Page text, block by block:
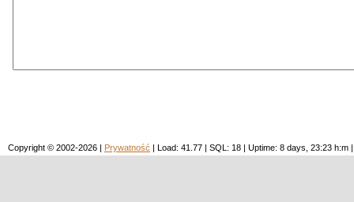
Copyright © 2002-2026 | Prywatność | Load: 41.77 | SQL: 18 | Uptime: 8 days, 23:23